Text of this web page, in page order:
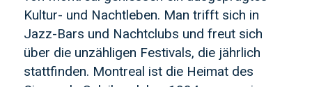
Kultur- und Nachtleben. Man trifft sich in
Jazz-Bars und Nachtclubs und freut sich
über die unzähligen Festivals, die jährlich
stattfinden. Montreal ist die Heimat des